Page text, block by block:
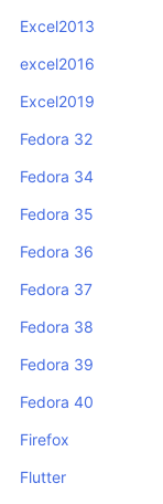
Excel2013
excel2016
Excel2019
Fedora 32
Fedora 34
Fedora 35
Fedora 36
Fedora 37
Fedora 38
Fedora 39
Fedora 40
Firefox
Flutter